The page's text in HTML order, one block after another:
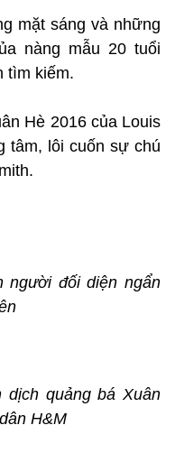
mặt sáng và những
nàng mẫu 20 tuổi
tìm kiếm.
Hè 2016 của Louis
tâm, lôi cuốn sự chú
người đối diện ngẩn
dịch quảng bá Xuân
H&M